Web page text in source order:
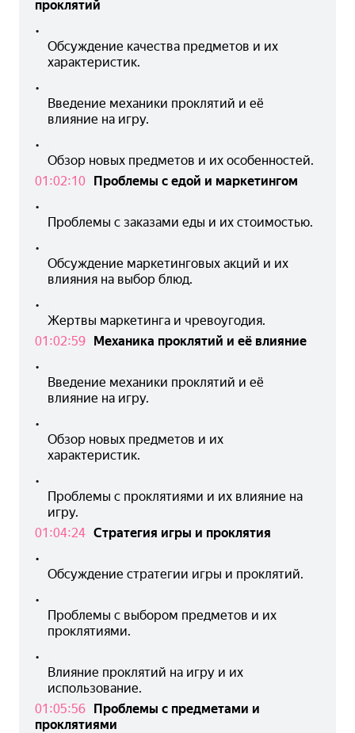
проклятий
Обсуждение качества предметов и их
характеристик.
Введение механики проклятий и её
влияние на игру.
Обзор новых предметов и их особенностей.
01:02:10
Проблемы с едой и маркетингом
Проблемы с заказами еды и их стоимостью.
Обсуждение маркетинговых акций и их
влияния на выбор блюд.
Жертвы маркетинга и чревоугодия.
01:02:59 Механика проклятий и её влияние
Введение механики проклятий и её
влияние на игру.
Обзор новых предметов и их
характеристик.
Проблемы с проклятиями и их влияние на
игру.
01:04:24 Стратегия игры и проклятия
Обсуждение стратегии игры и проклятий.
Проблемы с выбором предметов и их
проклятиями.
Влияние проклятий на игру и их
использование.
01:05:56 Проблемы с предметами и
проклятиями